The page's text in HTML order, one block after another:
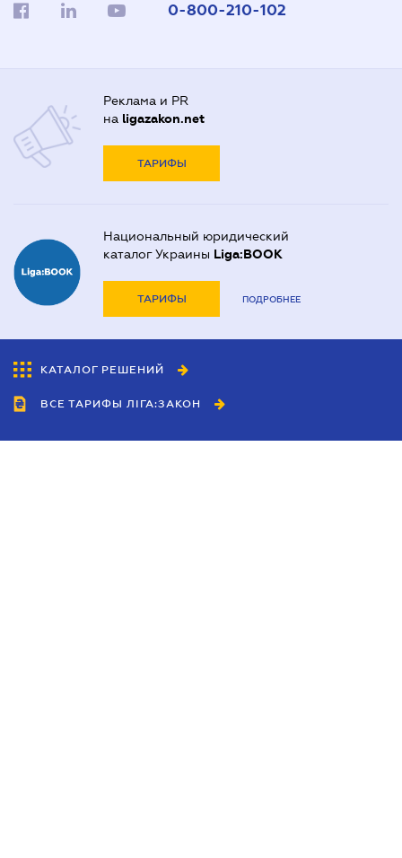
0-800-210-102
Реклама и PR
на ligazakon.net
ТАРИФЫ
Национальный юридический
каталог Украины Liga:BOOK
ТАРИФЫ ПОДРОБНЕЕ
КАТАЛОГ РЕШЕНИЙ
ВСЕ ТАРИФЫ ЛІГА:ЗАКОН